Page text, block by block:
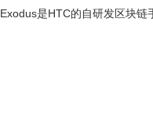
Exodus是HTC的自研发区块链